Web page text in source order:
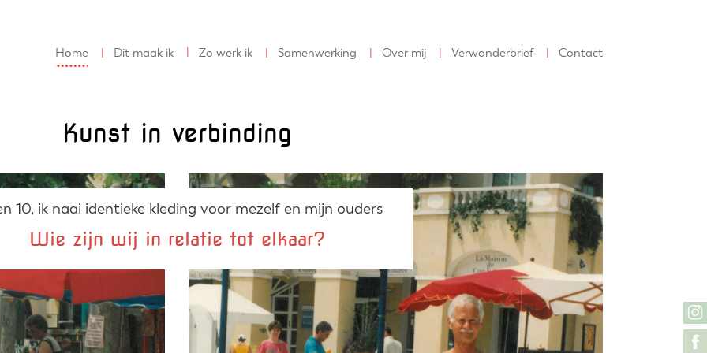
Home Dit maak ik Zo werk ik Samenwerking Over mij Verwonderbrief Contact
Kunst in verbinding
10, ik naai identieke kleding voor mezelf en mijn ouders
Wie zijn wij in relatie tot elkaar?